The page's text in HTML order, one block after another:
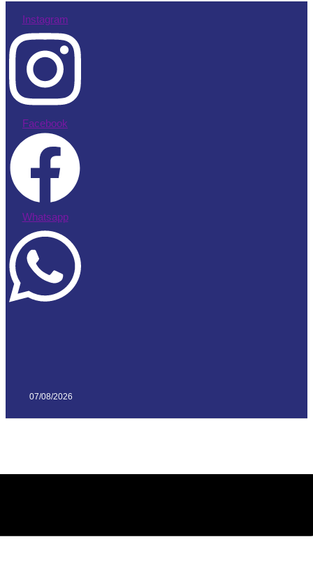
Instagram
Facebook
Whatsapp
07/08/2026